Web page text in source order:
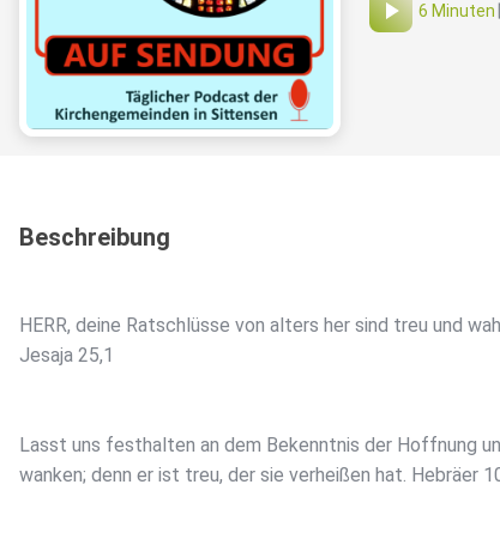
6 Minuten
Beschreibung
HERR, deine Ratschlüsse von alters her sind treu und
Jesaja 25,1
Lasst uns festhalten an dem Bekenntnis der Hoffnung
wanken; denn er ist treu, der sie verheißen hat. Hebräer